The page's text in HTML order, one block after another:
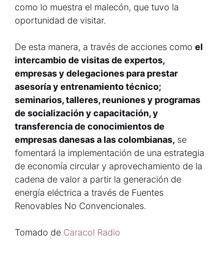
como lo muestra el malecón, que tuvo la
oportunidad de visitar.
De esta manera, a través de acciones como el
intercambio de visitas de expertos,
empresas y delegaciones para prestar
asesoría y entrenamiento técnico;
seminarios, talleres, reuniones y programas
de socialización y capacitación, y
transferencia de conocimientos de
empresas danesas a las colombianas, se
fomentará la implementación de una estrategia
de economía circular y aprovechamiento de la
cadena de valor a partir la generación de
energía eléctrica a través de Fuentes
Renovables No Convencionales.
Tomado de Caracol Radio